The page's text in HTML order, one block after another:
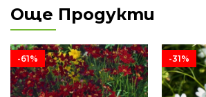
Още Продукти
-61% -31%